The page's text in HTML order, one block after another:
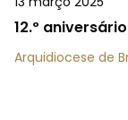
12.º
Arquidiocese de